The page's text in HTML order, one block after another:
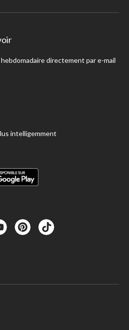
directement par e-mail
intelligemment